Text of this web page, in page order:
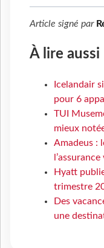
Article signé par
À lire aussi
Icelandair
pour 6
TUI
mieux
Amadeus :
Hyatt
trimestre
Des
une